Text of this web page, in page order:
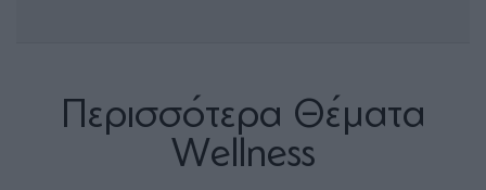
Περισσότερα Θέματα
Wellness